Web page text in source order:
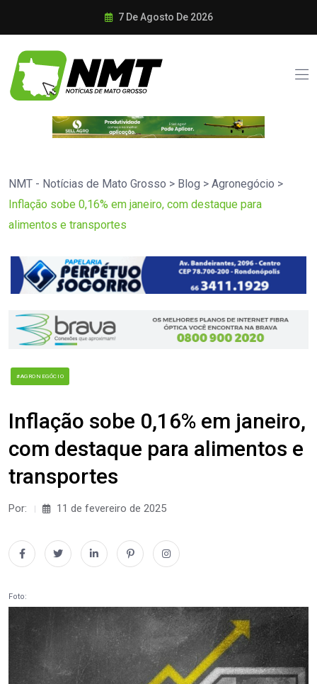
7 De Agosto De 2026
NMT - Notícias de Mato Grosso > Blog > Agronegócio >
Inflação sobe 0,16% em janeiro, com destaque para
alimentos e transportes
#AGRONEGÓCIO
Inflação sobe 0,16% em janeiro,
com destaque para alimentos e
transportes
Por: 11 de fevereiro de 2025
Foto: